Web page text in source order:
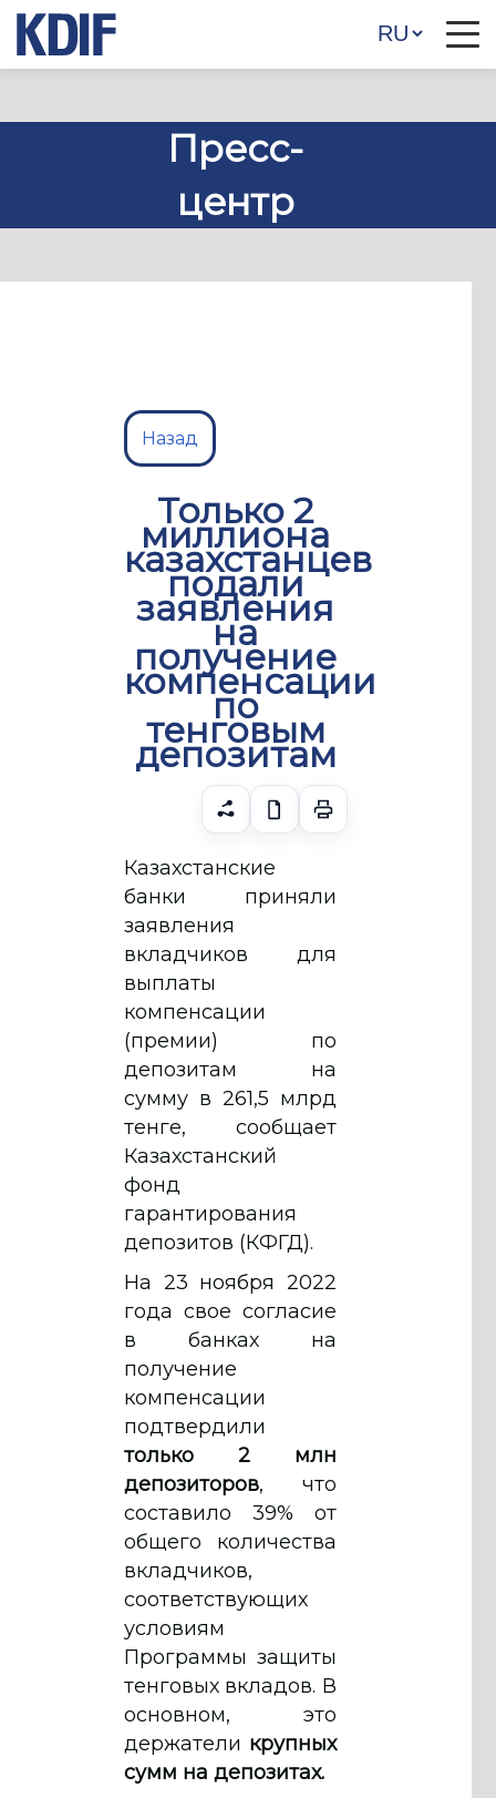
Пресс-
центр
Назад
Только 2
миллиона
казахстанцев
подали
заявления
на
получение
компенсации
по
тенговым
депозитам
Казахстанские
банки приняли
заявления
вкладчиков для
выплаты
компенсации
(премии) по
депозитам на
сумму в 261,5 млрд
тенге, сообщает
Казахстанский
фонд
гарантирования
депозитов (КФГД).
На 23 ноября 2022
года свое согласие
в банках на
получение
компенсации
подтвердили
только 2 млн
депозиторов, что
составило 39% от
общего количества
вкладчиков,
соответствующих
условиям
Программы защиты
тенговых вкладов. В
основном, это
держатели крупных
сумм на депозитах.